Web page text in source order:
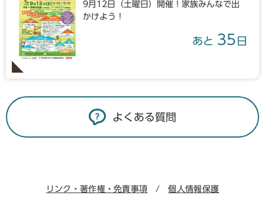
9月12日（土曜日）開催！家族みんなで出
かけよう！
あと 35 日
よくある質問
リンク・著作権・免責事項 個人情報保護